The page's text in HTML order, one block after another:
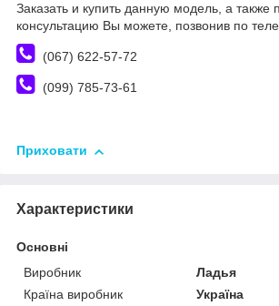
Заказать и купить данную модель, а также
консультацию Вы можете, позвонив по
(067) 622-57-72
(099) 785-73-61
Приховати
Характеристики
Основні
Виробник
Ладья
Країна виробник
Україна